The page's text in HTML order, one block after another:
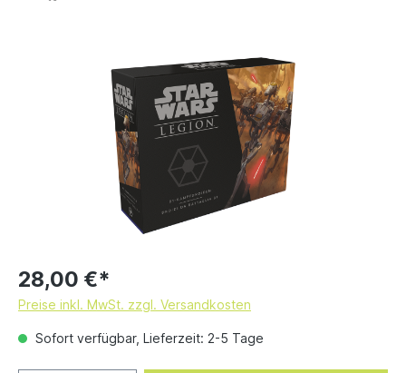
28,00 €*
Preise inkl. MwSt. zzgl. Versandkosten
Sofort verfügbar, Lieferzeit: 2-5 Tage